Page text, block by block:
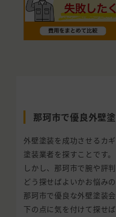
那珂市で優良外壁
外壁塗装を成功させるカ
塗装業者を探すことです。
しかし、那珂市で腕や評
どう探せばよいかお悩み
那珂市で優良な外壁塗装
下の点に気を付けて探せ